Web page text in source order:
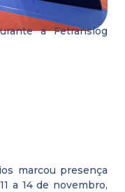
a Fetranslog
marcou presença
a 14 de novembro,